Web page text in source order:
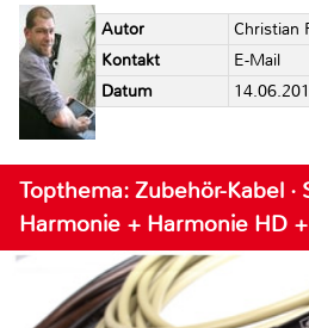
Autor
Christian
Kontakt
E-Mail
Datum
Topthema: Zubehör-Kabel
Harmonie + Harmonie HD